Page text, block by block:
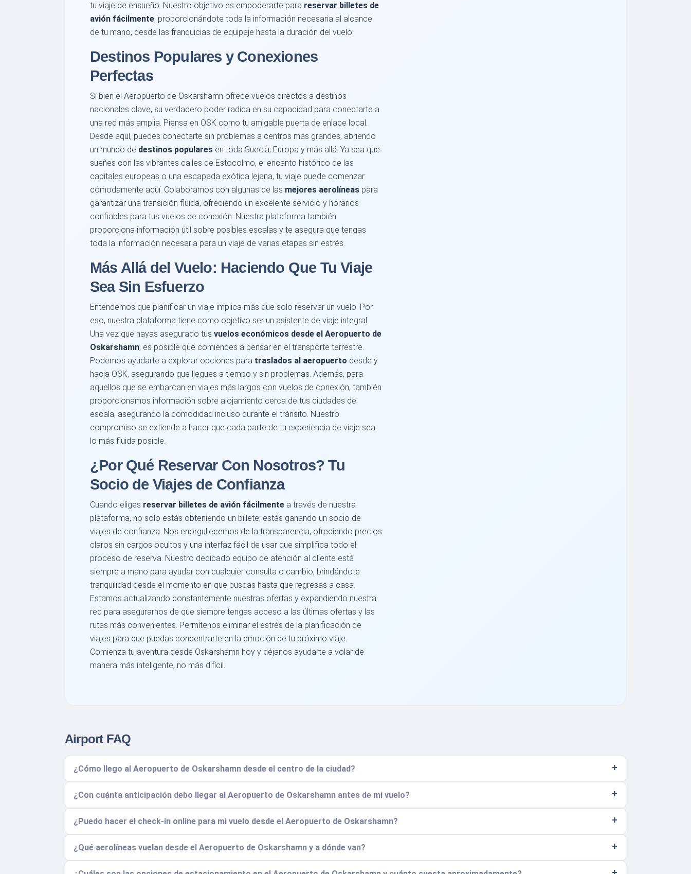
tu viaje de ensueño. Nuestro objetivo es empoderarte para reservar billetes de
avión fácilmente, proporcionándote toda la información necesaria al alcance
de tu mano, desde las franquicias de equipaje hasta la duración del vuelo.
Destinos Populares y Conexiones
Perfectas
Si bien el Aeropuerto de Oskarshamn ofrece vuelos directos a destinos
nacionales clave, su verdadero poder radica en su capacidad para conectarte a
una red más amplia. Piensa en OSK como tu amigable puerta de enlace local.
Desde aquí, puedes conectarte sin problemas a centros más grandes, abriendo
un mundo de destinos populares en toda Suecia, Europa y más allá. Ya sea que
sueñes con las vibrantes calles de Estocolmo, el encanto histórico de las
capitales europeas o una escapada exótica lejana, tu viaje puede comenzar
cómodamente aquí. Colaboramos con algunas de las mejores aerolíneas para
garantizar una transición fluida, ofreciendo un excelente servicio y horarios
confiables para tus vuelos de conexión. Nuestra plataforma también
proporciona información útil sobre posibles escalas y te asegura que tengas
toda la información necesaria para un viaje de varias etapas sin estrés.
Más Allá del Vuelo: Haciendo Que Tu Viaje
Sea Sin Esfuerzo
Entendemos que planificar un viaje implica más que solo reservar un vuelo. Por
eso, nuestra plataforma tiene como objetivo ser un asistente de viaje integral.
Una vez que hayas asegurado tus vuelos económicos desde el Aeropuerto de
Oskarshamn, es posible que comiences a pensar en el transporte terrestre.
Podemos ayudarte a explorar opciones para traslados al aeropuerto desde y
hacia OSK, asegurando que llegues a tiempo y sin problemas. Además, para
aquellos que se embarcan en viajes más largos con vuelos de conexión, también
proporcionamos información sobre alojamiento cerca de tus ciudades de
escala, asegurando la comodidad incluso durante el tránsito. Nuestro
compromiso se extiende a hacer que cada parte de tu experiencia de viaje sea
lo más fluida posible.
¿Por Qué Reservar Con Nosotros? Tu
Socio de Viajes de Confianza
Cuando eliges reservar billetes de avión fácilmente a través de nuestra
plataforma, no solo estás obteniendo un billete; estás ganando un socio de
viajes de confianza. Nos enorgullecemos de la transparencia, ofreciendo precios
claros sin cargos ocultos y una interfaz fácil de usar que simplifica todo el
proceso de reserva. Nuestro dedicado equipo de atención al cliente está
siempre a mano para ayudar con cualquier consulta o cambio, brindándote
tranquilidad desde el momento en que buscas hasta que regresas a casa.
Estamos actualizando constantemente nuestras ofertas y expandiendo nuestra
red para asegurarnos de que siempre tengas acceso a las últimas ofertas y las
rutas más convenientes. Permítenos eliminar el estrés de la planificación de
viajes para que puedas concentrarte en la emoción de tu próximo viaje.
Comienza tu aventura desde Oskarshamn hoy y déjanos ayudarte a volar de
manera más inteligente, no más difícil.
Airport FAQ
¿Cómo llego al Aeropuerto de Oskarshamn desde el centro de la ciudad?
¿Con cuánta anticipación debo llegar al Aeropuerto de Oskarshamn antes de mi vuelo?
¿Puedo hacer el check-in online para mi vuelo desde el Aeropuerto de Oskarshamn?
¿Qué aerolíneas vuelan desde el Aeropuerto de Oskarshamn y a dónde van?